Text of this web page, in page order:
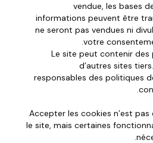
vendue, les bases
informations peuvent être
ne seront pas vendues ni
votre
Le site peut contenir des
d’autres sites
responsables des politiques
Accepter les cookies n’est
le site, mais certaines